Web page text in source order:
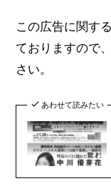
この広告に関す
ておりますので
さい。
あわせて読みたい